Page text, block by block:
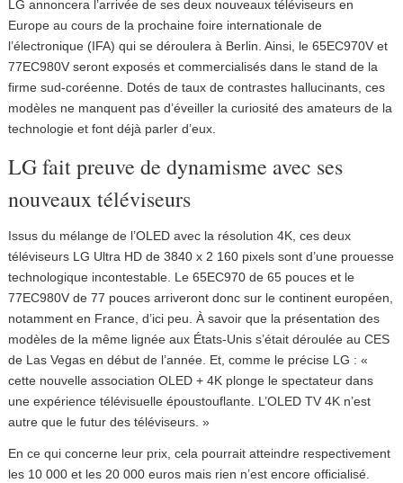
LG annoncera l’arrivée de ses deux nouveaux téléviseurs en
Europe au cours de la prochaine foire internationale de
l’électronique (IFA) qui se déroulera à Berlin. Ainsi, le 65EC970V et
77EC980V seront exposés et commercialisés dans le stand de la
firme sud-coréenne. Dotés de taux de contrastes hallucinants, ces
modèles ne manquent pas d’éveiller la curiosité des amateurs de la
technologie et font déjà parler d’eux.
LG fait preuve de dynamisme avec ses
nouveaux téléviseurs
Issus du mélange de l’OLED avec la résolution 4K, ces deux
téléviseurs LG Ultra HD de 3840 x 2 160 pixels sont d’une prouesse
technologique incontestable. Le 65EC970 de 65 pouces et le
77EC980V de 77 pouces arriveront donc sur le continent européen,
notamment en France, d’ici peu. À savoir que la présentation des
modèles de la même lignée aux États-Unis s’était déroulée au CES
de Las Vegas en début de l’année. Et, comme le précise LG : «
cette nouvelle association OLED + 4K plonge le spectateur dans
une expérience télévisuelle époustouflante. L’OLED TV 4K n’est
autre que le futur des téléviseurs. »
En ce qui concerne leur prix, cela pourrait atteindre respectivement
les 10 000 et les 20 000 euros mais rien n’est encore officialisé.